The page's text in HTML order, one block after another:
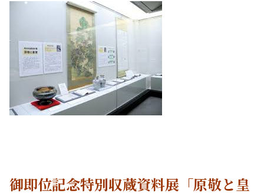
御即位記念特別収蔵資料展「原敬と皇